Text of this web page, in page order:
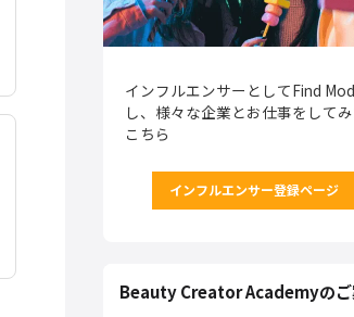
インフルエンサーとしてFind
し、様々な企業とお仕事をして
こちら
インフルエンサー登録ページ
Beauty Creator Academyのご